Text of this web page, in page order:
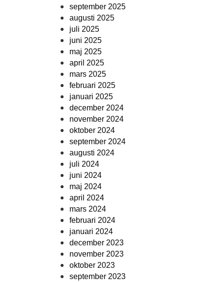
september 2025
augusti 2025
juli 2025
juni 2025
maj 2025
april 2025
mars 2025
februari 2025
januari 2025
december 2024
november 2024
oktober 2024
september 2024
augusti 2024
juli 2024
juni 2024
maj 2024
april 2024
mars 2024
februari 2024
januari 2024
december 2023
november 2023
oktober 2023
september 2023